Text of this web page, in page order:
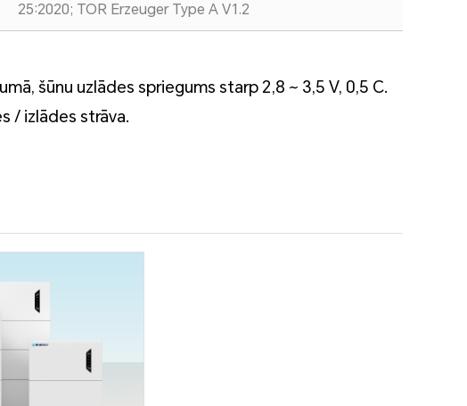
25:2020; TOR Erzeuger Type A V1.2
šūnu uzlādes spriegums starp 2,8 ~ 3,5 V, 0,5 C.
/ izlādes strāva.